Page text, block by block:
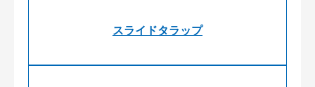
スライドタラップ